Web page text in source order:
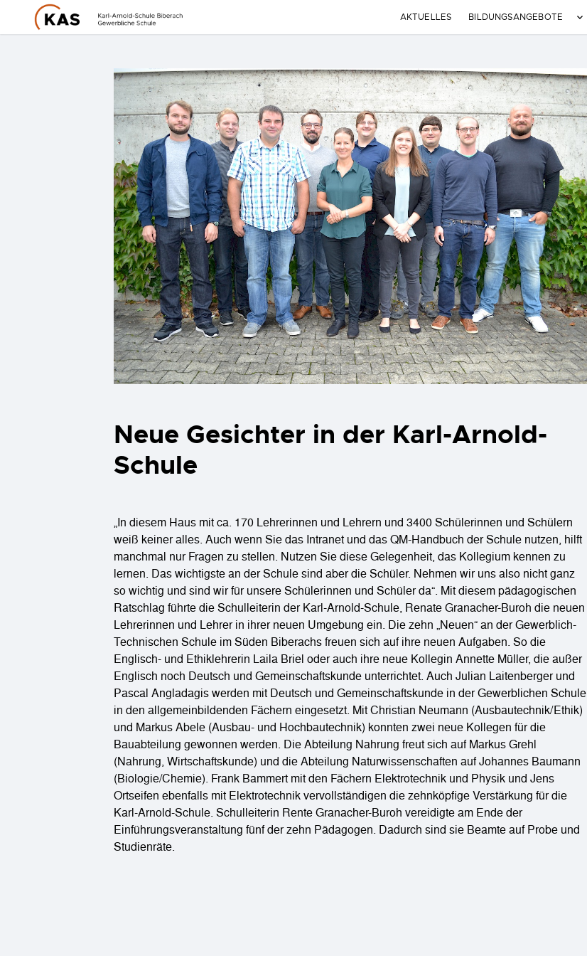
AKTUELLES BILDUNGSANGEBOTE
Neue Gesichter in der Karl-Arnold-
Schule
„In diesem Haus mit ca. 170 Lehrerinnen und Lehrern und 3400 Schülerinnen und Schülern
weiß keiner alles. Auch wenn Sie das Intranet und das QM-Handbuch der Schule nutzen, hilft
manchmal nur Fragen zu stellen. Nutzen Sie diese Gelegenheit, das Kollegium kennen zu
lernen. Das wichtigste an der Schule sind aber die Schüler. Nehmen wir uns also nicht ganz
so wichtig und sind wir für unsere Schülerinnen und Schüler da“. Mit diesem pädagogischen
Ratschlag führte die Schulleiterin der Karl-Arnold-Schule, Renate Granacher-Buroh die neuen
Lehrerinnen und Lehrer in ihrer neuen Umgebung ein. Die zehn „Neuen“ an der Gewerblich-
Technischen Schule im Süden Biberachs freuen sich auf ihre neuen Aufgaben. So die
Englisch- und Ethiklehrerin Laila Briel oder auch ihre neue Kollegin Annette Müller, die außer
Englisch noch Deutsch und Gemeinschaftskunde unterrichtet. Auch Julian Laitenberger und
Pascal Angladagis werden mit Deutsch und Gemeinschaftskunde in der Gewerblichen Schule
in den allgemeinbildenden Fächern eingesetzt. Mit Christian Neumann (Ausbautechnik/Ethik)
und Markus Abele (Ausbau- und Hochbautechnik) konnten zwei neue Kollegen für die
Bauabteilung gewonnen werden. Die Abteilung Nahrung freut sich auf Markus Grehl
(Nahrung, Wirtschaftskunde) und die Abteilung Naturwissenschaften auf Johannes Baumann
(Biologie/Chemie). Frank Bammert mit den Fächern Elektrotechnik und Physik und Jens
Ortseifen ebenfalls mit Elektrotechnik vervollständigen die zehnköpfige Verstärkung für die
Karl-Arnold-Schule. Schulleiterin Rente Granacher-Buroh vereidigte am Ende der
Einführungsveranstaltung fünf der zehn Pädagogen. Dadurch sind sie Beamte auf Probe und
Studienräte.